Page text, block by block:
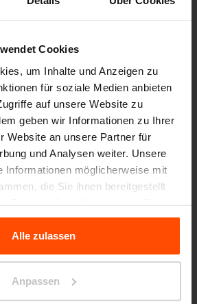
Cookies
um Inhalte und Anzeigen zu
für soziale Medien anbieten
auf unsere Website zu
geben wir Informationen zu Ihrer
Website an unsere Partner für
und Analysen weiter. Unsere
Informationen möglicherweise mit
die Sie ihnen bereitgestellt
besuchen Sie bitte Principles
Alle zulassen
Anpassen
sich mit strukturierten
Objekten, die zwischen
im urbanen Raum
Material mit unbegrenzten
Diese Freiheit
Nutzer und ihre individuelle